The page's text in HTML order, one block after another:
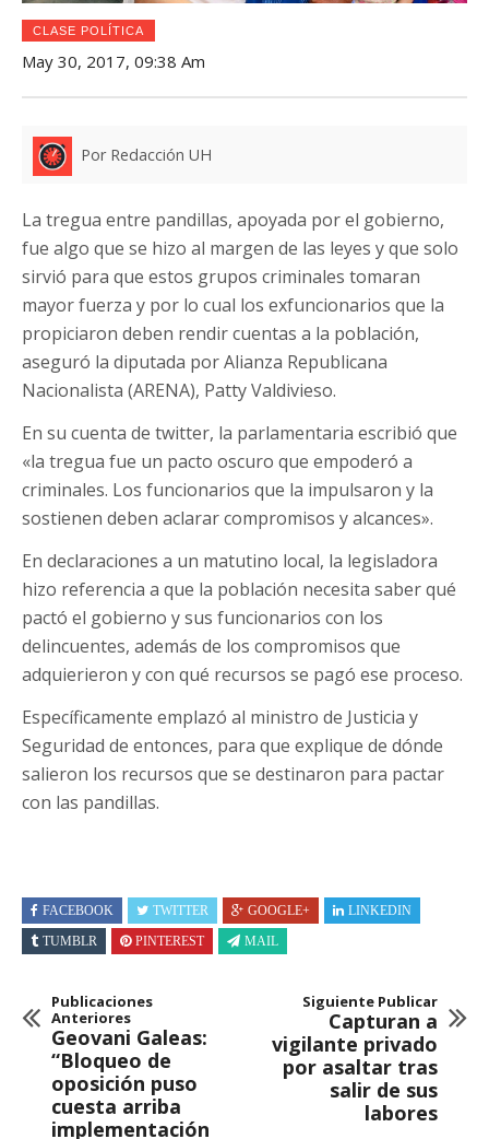
CLASE POLÍTICA
May 30, 2017, 09:38 Am
Por Redacción UH
La tregua entre pandillas, apoyada por el gobierno,
fue algo que se hizo al margen de las leyes y que solo
sirvió para que estos grupos criminales tomaran
mayor fuerza y por lo cual los exfuncionarios que la
propiciaron deben rendir cuentas a la población,
aseguró la diputada por Alianza Republicana
Nacionalista (ARENA), Patty Valdivieso.
En su cuenta de twitter, la parlamentaria escribió que
«la tregua fue un pacto oscuro que empoderó a
criminales. Los funcionarios que la impulsaron y la
sostienen deben aclarar compromisos y alcances».
En declaraciones a un matutino local, la legisladora
hizo referencia a que la población necesita saber qué
pactó el gobierno y sus funcionarios con los
delincuentes, además de los compromisos que
adquierieron y con qué recursos se pagó ese proceso.
Específicamente emplazó al ministro de Justicia y
Seguridad de entonces, para que explique de dónde
salieron los recursos que se destinaron para pactar
con las pandillas.
FACEBOOK TWITTER GOOGLE+
LINKEDIN
TUMBLR
PINTEREST MAIL
Publicaciones
Anteriores
Geovani Galeas:
“Bloqueo de
oposición puso
cuesta arriba
implementación
Siguiente Publicar
Capturan a
vigilante privado
por asaltar tras
salir de sus
labores